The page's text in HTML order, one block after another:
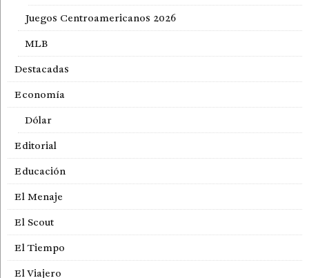
Juegos Centroamericanos 2026
MLB
Destacadas
Economía
Dólar
Editorial
Educación
El Menaje
El Scout
El Tiempo
El Viajero